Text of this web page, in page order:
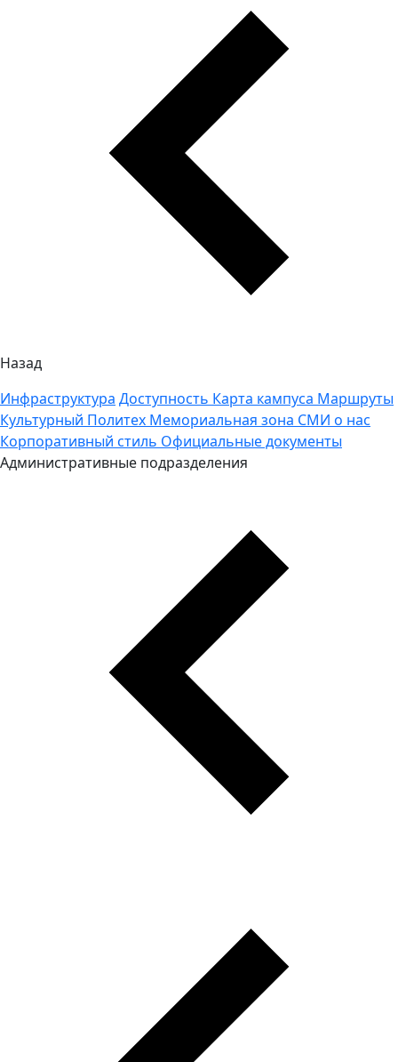
Назад
Инфраструктура Доступность Карта кампуса Маршруты
Культурный Политех Мемориальная зона СМИ о нас
Корпоративный стиль Официальные документы
Административные подразделения